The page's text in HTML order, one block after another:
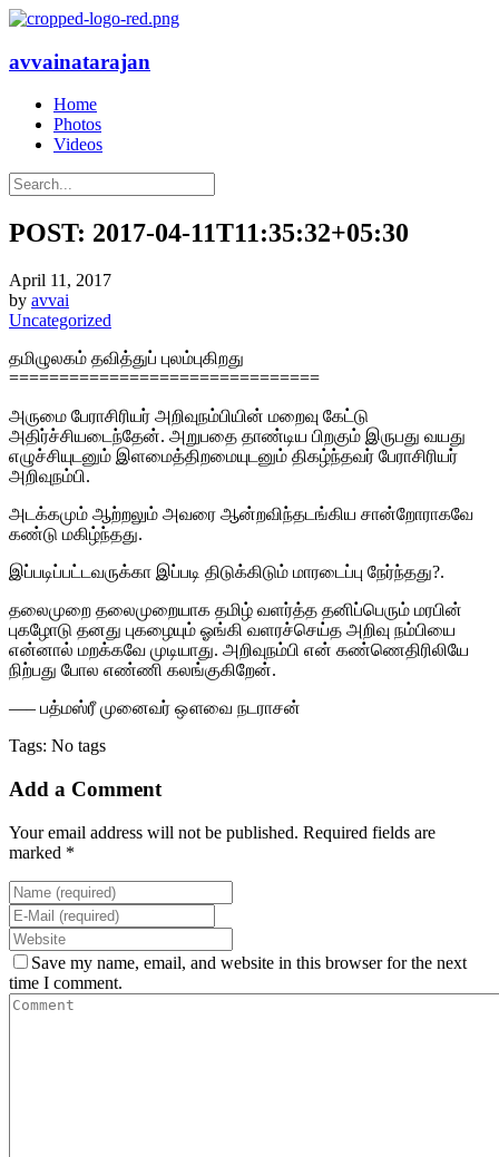
avvainatarajan
Home
Photos
Videos
POST: 2017-04-11T11:35:32+05:30
April 11, 2017
by avvai
Uncategorized
தமிழுலகம் தவித்துப் புலம்புகிறது
===============================
அருமை பேராசிரியர் அறிவுநம்பியின் மறைவு கேட்டு
அதிர்ச்சியடைந்தேன். அறுபதை தாண்டிய பிறகும் இருபது வயது
எழுச்சியுடனும் இளமைத்திறமையுடனும் திகழ்ந்தவர் பேராசிரியர்
அறிவுநம்பி.
அடக்கமும் ஆற்றலும் அவரை ஆன்றவிந்தடங்கிய சான்றோராகவே
கண்டு மகிழ்ந்தது.
இப்படிப்பட்டவருக்கா இப்படி திடுக்கிடும் மாரடைப்பு நேர்ந்தது?.
தலைமுறை தலைமுறையாக தமிழ் வளர்த்த தனிப்பெரும் மரபின்
புகழோடு தனது புகழையும் ஓங்கி வளரச்செய்த அறிவு நம்பியை
என்னால் மறக்கவே முடியாது. அறிவுநம்பி என் கண்ணெதிரிலியே
நிற்பது போல எண்ணி கலங்குகிறேன்.
—– பத்மஸ்ரீ முனைவர் ஔவை நடராசன்
Tags: No tags
Add a Comment
Your email address will not be published. Required fields are
marked *
Save my name, email, and website in this browser for the next
time I comment.